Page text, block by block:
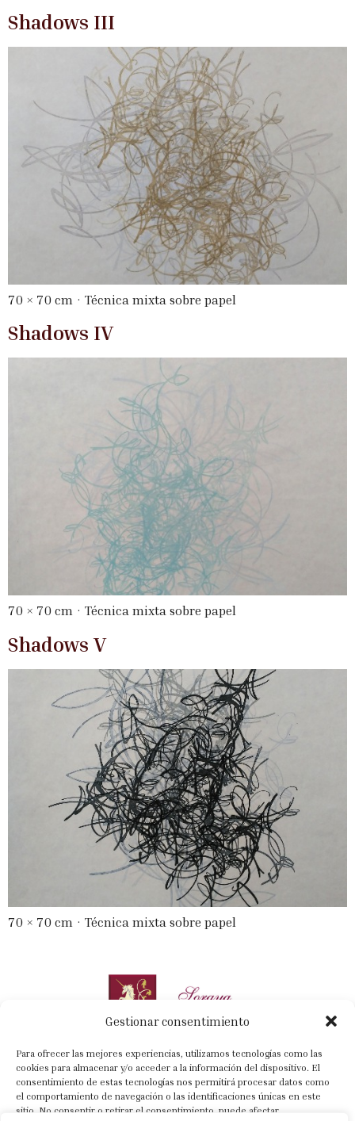
Gestionar consentimiento
Para ofrecer las mejores experiencias, utilizamos tecnologías como las
cookies para almacenar y/o acceder a la información del dispositivo. El
consentimiento de estas tecnologías nos permitirá procesar datos como
el comportamiento de navegación o las identificaciones únicas en este
sitio. No consentir o retirar el consentimiento, puede afectar
Shadows III
70 × 70 cm · Técnica mixta sobre papel
Shadows IV
70 × 70 cm · Técnica mixta sobre papel
Shadows V
70 × 70 cm · Técnica mixta sobre papel
+34 630 022 318